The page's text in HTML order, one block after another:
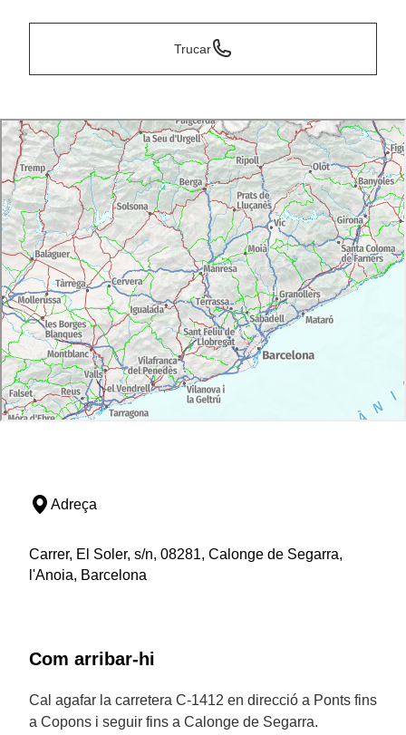
Trucar
Adreça
Carrer, El Soler, s/n, 08281, Calonge de Segarra,
l'Anoia, Barcelona
Com arribar-hi
Cal agafar la carretera C-1412 en direcció a Ponts fins
a Copons i seguir fins a Calonge de Segarra.